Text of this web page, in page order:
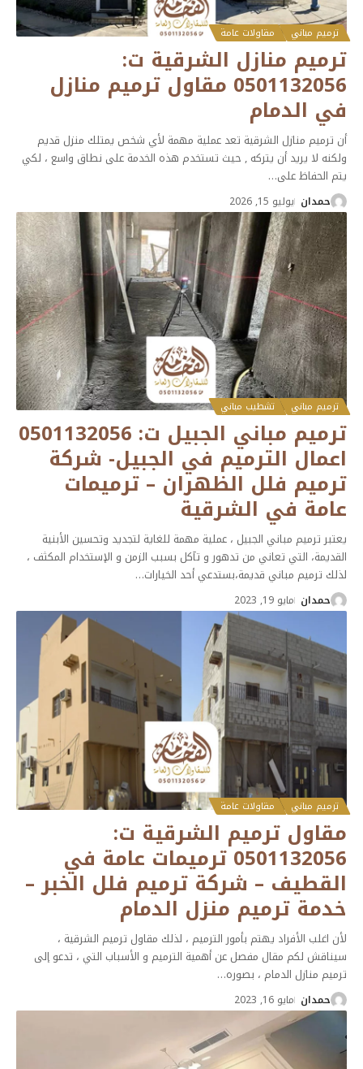
ترميم مباني مقاولات عامة
ترميم منازل الشرقية ت:
0501132056 مقاول ترميم منازل
في الدمام
أن ترميم منازل الشرقية تعد عملية مهمة لأي شخص يمتلك منزل قديم
ولكنه لا يريد أن يتركه , حيث تستخدم هذه الخدمة على نطاق واسع ، لكي
يتم الحفاظ على…
حمدان يوليو 15, 2026
ترميم مباني تشطيب مباني
ترميم مباني الجبيل ت: 0501132056
اعمال الترميم في الجبيل- شركة
ترميم فلل الظهران – ترميمات
عامة في الشرقية
يعتبر ترميم مباني الجبيل ، عملية مهمة للغاية لتجديد وتحسين الأبنية
القديمة، التي تعاني من تدهور و تآكل بسبب الزمن و الإستخدام المكثف ،
لذلك ترميم مباني قديمة،بستدعي أحد الخيارات…
حمدان مايو 19, 2023
ترميم مباني مقاولات عامة
مقاول ترميم الشرقية ت:
0501132056 ترميمات عامة في
القطيف – شركة ترميم فلل الخبر –
خدمة ترميم منزل الدمام
لأن اغلب الأفراد يهتم بأمور الترميم ، لذلك مقاول ترميم الشرقية ،
سيناقش لكم مقال مفصل عن أهمية الترميم و الأسباب التي ، تدعو إلى
ترميم منازل الدمام ، بصوره…
حمدان مايو 16, 2023